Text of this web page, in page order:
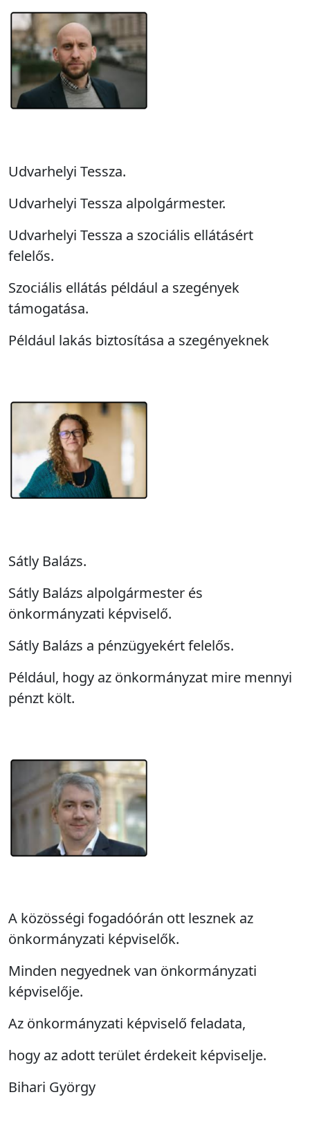
Udvarhelyi Tessza.
Udvarhelyi Tessza alpolgármester.
Udvarhelyi Tessza a szociális ellátásért
felelős.
Szociális ellátás például a szegények
támogatása.
Például lakás biztosítása a szegényeknek
Sátly Balázs.
Sátly Balázs alpolgármester és
önkormányzati képviselő.
Sátly Balázs a pénzügyekért felelős.
Például, hogy az önkormányzat mire mennyi
pénzt költ.
A közösségi fogadóórán ott lesznek az
önkormányzati képviselők.
Minden negyednek van önkormányzati
képviselője.
Az önkormányzati képviselő feladata,
hogy az adott terület érdekeit képviselje.
Bihari György